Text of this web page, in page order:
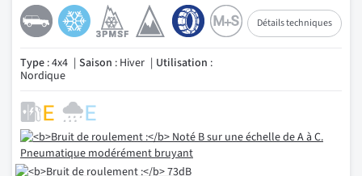
Détails techniques
Type : 4x4 Saison : Hiver Utilisation :
Nordique